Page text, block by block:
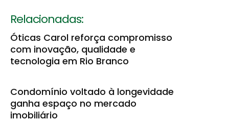
Relacionadas:
Óticas Carol reforça compromisso
com inovação, qualidade e
tecnologia em Rio Branco
Condomínio voltado à longevidade
ganha espaço no mercado
imobiliário